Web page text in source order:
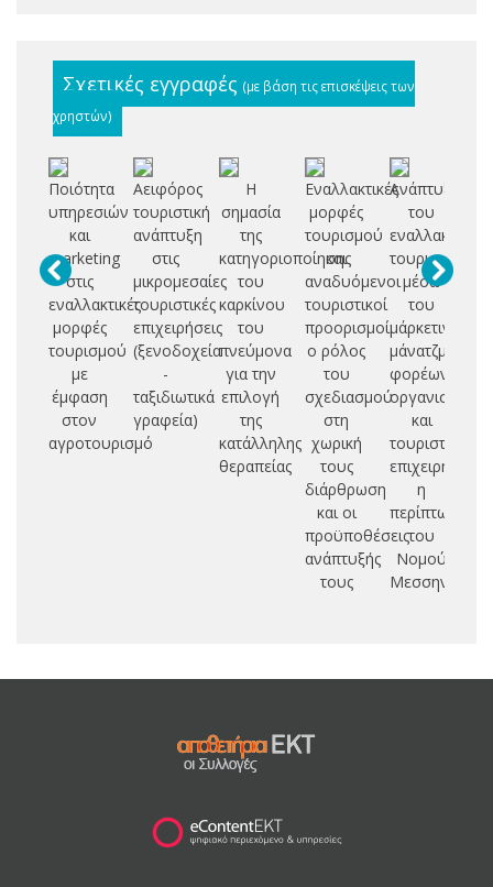
Σχετικές εγγραφές (με βάση τις επισκέψεις των
χρηστών)
Ποιότητα
υπηρεσιών
και
marketing
στις
εναλλακτικές
μορφές
τουρισμού
με
έμφαση
στον
αγροτουρισμό
Αειφόρος
τουριστική
ανάπτυξη
στις
μικρομεσαίες
τουριστικές
επιχειρήσεις
(ξενοδοχεία
-
ταξιδιωτικά
γραφεία)
Η
σημασία
της
κατηγοριοποίησης
του
καρκίνου
του
πνεύμονα
για την
επιλογή
της
κατάλληλης
θεραπείας
Εναλλακτικές
μορφές
τουρισμού
και
αναδυόμενοι
τουριστικοί
προορισμοί:
ο ρόλος
του
σχεδιασμού
στη
χωρική
τους
διάρθρωση
και οι
προϋποθέσεις
ανάπτυξής
τους
Ανάπτυξη
του
εναλλακτικού
τουρισμού
μέσω
του
μάρκετινγκ-
μάνατζμεντ
φορέων,
οργανισμών
και
τουριστικών
επιχειρήσεων:
η
περίπτωση
του
Νομού
Μεσσηνίας